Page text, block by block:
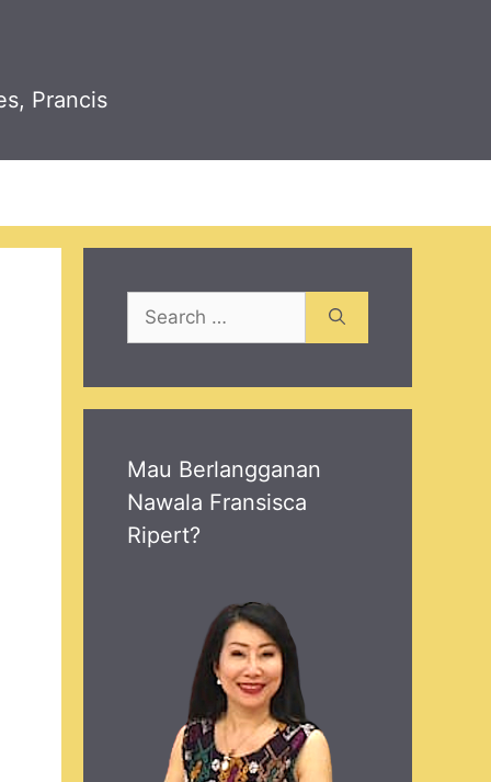
Prancis
Search
for:
Mau Berlangganan
Nawala Fransisca
Ripert?